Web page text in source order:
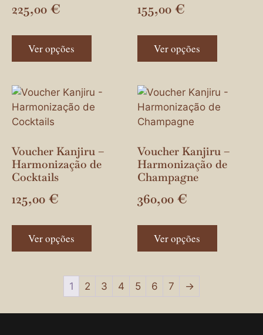
225,00 €
Ver opções
155,00 €
Ver opções
Voucher Kanjiru –
Harmonização de
Cocktails
125,00 €
Ver opções
Voucher Kanjiru –
Harmonização de
Champagne
360,00 €
Ver opções
1 2 3 4 5 6 7 →